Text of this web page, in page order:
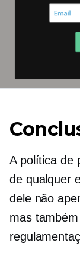
A política de
de qualquer
dele não
mas